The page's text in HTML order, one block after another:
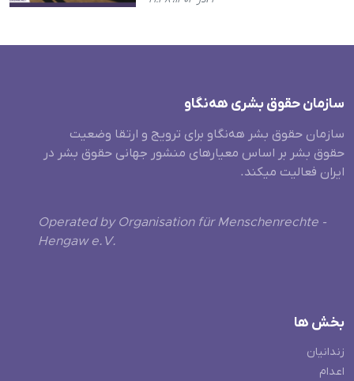
سازمان حقوق بشری هەنگاو
سازمان حقوق بشر هه‌نگاو برای ترویج و ارتقا وضعیت
حقوق بشر بر اساس معیارهای منشور جهانی حقوق بشر در
ایران فعالیت میکند.
Operated by Organisation für Menschenrechte -
Hengaw e.V.
بخش ها
زندانیان
اعدام